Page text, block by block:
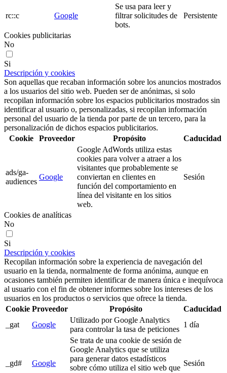
rc::c Google
Se usa para leer y
filtrar solicitudes de
bots.
Persistente
Cookies publicitarias
No
Si
Descripción y cookies
Son aquellas que recaban información sobre los anuncios mostrados
a los usuarios del sitio web. Pueden ser de anónimas, si solo
recopilan información sobre los espacios publicitarios mostrados sin
identificar al usuario o, personalizadas, si recopilan información
personal del usuario de la tienda por parte de un tercero, para la
personalización de dichos espacios publicitarios.
Cookie
Proveedor Propósito Caducidad
ads/ga-
audiences
Google
Google AdWords utiliza estas
cookies para volver a atraer a los
visitantes que probablemente se
conviertan en clientes en
función del comportamiento en
línea del visitante en los sitios
web.
Sesión
Cookies de analíticas
No
Si
Descripción y cookies
Recopilan información sobre la experiencia de navegación del
usuario en la tienda, normalmente de forma anónima, aunque en
ocasiones también permiten identificar de manera única e inequívoca
al usuario con el fin de obtener informes sobre los intereses de los
usuarios en los productos o servicios que ofrece la tienda.
Cookie Proveedor Propósito
Caducidad
_gat
Google
Utilizado por Google Analytics
para controlar la tasa de peticiones
1 día
_gd# Google
Se trata de una cookie de sesión de
Google Analytics que se utiliza
para generar datos estadísticos
sobre cómo utiliza el sitio web que
Sesión